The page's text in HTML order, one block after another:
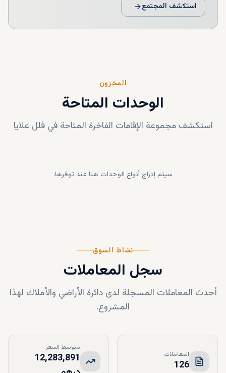
استكشف المجتمع
المخزون
الوحدات المتاحة
استكشف مجموعة الإقامات الفاخرة المتاحة في فلل علايا
سيتم إدراج أنواع الوحدات هنا عند توفرها.
نشاط السوق
سجل المعاملات
أحدث المعاملات المسجلة لدى دائرة الأراضي والأملاك لهذا
المشروع.
المعاملات
126
متوسط السعر
12,283,891